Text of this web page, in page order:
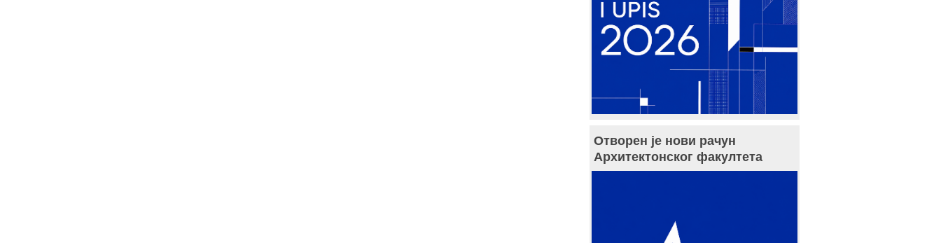
Отворен је нови рачун
Архитектонског факултета